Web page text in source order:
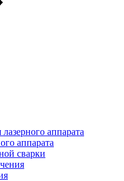
аппарата
аппарата
сварки